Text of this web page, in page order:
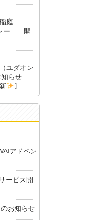
庭
ー」 開
ユダオン
らせ
】
アドベン
ービス開
お知らせ